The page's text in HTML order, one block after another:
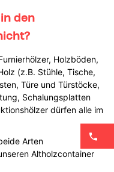
den
Holzböden,
(z.B. Stühle, Tische,
Türe und Türstöcke,
Schalungsplatten
dürfen alle im
Arten
Altholzcontainer